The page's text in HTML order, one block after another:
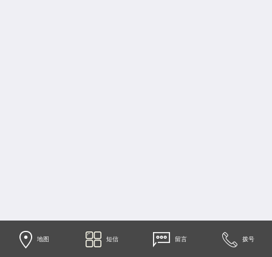
地图 短信 留言 拨号